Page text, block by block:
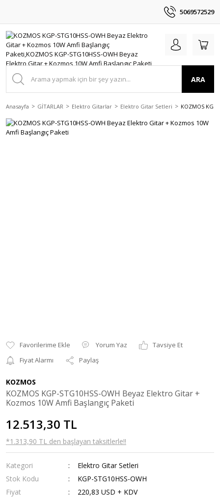
5069572529
ARA
Anasayfa GİTARLAR Elektro Gitarlar Elektro Gitar Setleri KOZMOS
Yorum Yaz
Tavsiye Et
Fiyat Alarmı
Paylaş
KOZMOS
KOZMOS KGP-STG10HSS-OWH Beyaz Elektro Gitar +
Kozmos 10W Amfi Başlangıç Paketi
12.513,30 TL
*1.313,90 TL den başlayan taksitlerle!!
Kategori
Elektro Gitar Setleri
Stok Kodu
KGP-STG10HSS-OWH
Fiyat
220,83 USD + KDV